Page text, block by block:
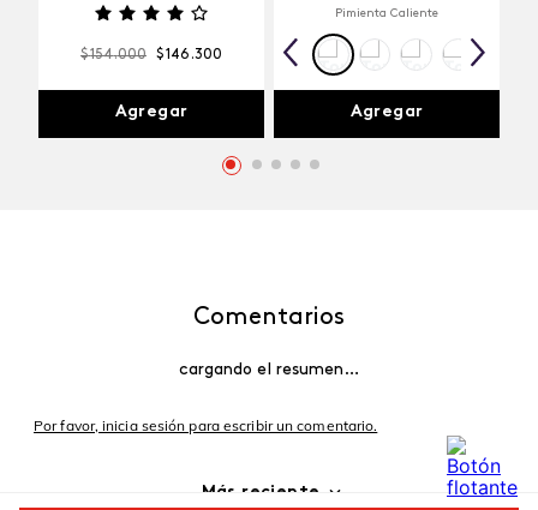
$154.000 $146 .300
Agregar
Pimienta Caliente
Agregar
Comentarios
cargando el resumen…
Por favor, inicia sesión para escribir un comentario.
Más reciente